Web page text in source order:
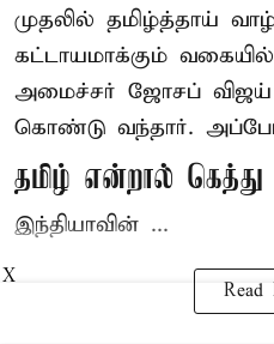
முதலில் தமிழ்த்தாய்
கட்டாயமாக்கும்
அமைச்சர் ஜோசப் விஜய்
கொண்டு வந்தார்.
தமிழ் என்றால் கெத்து
இந்தியாவின் ...
Read
X